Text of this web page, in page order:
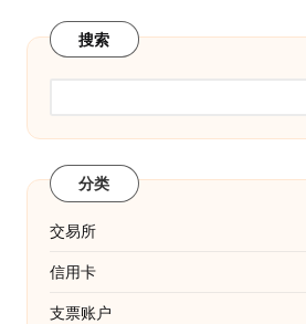
搜索
分类
交易所
信用卡
支票账户